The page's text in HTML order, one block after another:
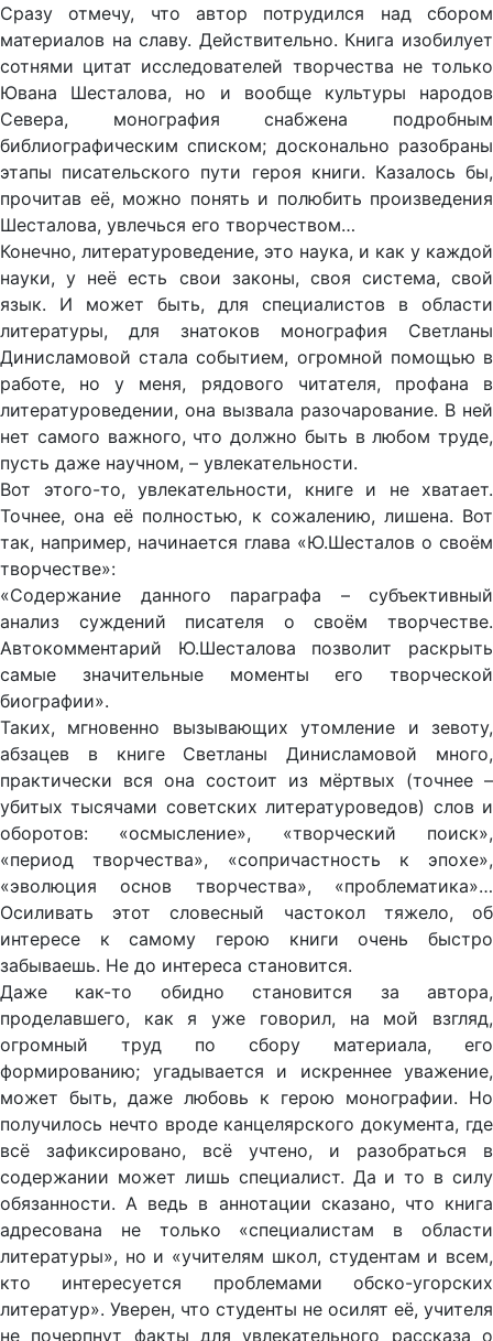
Сразу отмечу, что автор потрудился над сбором
материалов на славу. Действительно. Книга изобилует
сотнями цитат исследователей творчества не только
Ювана Шесталова, но и вообще культуры народов
Севера, монография снабжена подробным
библиографическим списком; досконально разобраны
этапы писательского пути героя книги. Казалось бы,
прочитав её, можно понять и полюбить произведения
Шесталова, увлечься его творчеством…
Конечно, литературоведение, это наука, и как у каждой
науки, у неё есть свои законы, своя система, свой
язык. И может быть, для специалистов в области
литературы, для знатоков монография Светланы
Динисламовой стала событием, огромной помощью в
работе, но у меня, рядового читателя, профана в
литературоведении, она вызвала разочарование. В ней
нет самого важного, что должно быть в любом труде,
пусть даже научном, – увлекательности.
Вот этого-то, увлекательности, книге и не хватает.
Точнее, она её полностью, к сожалению, лишена. Вот
так, например, начинается глава «Ю.Шесталов о своём
творчестве»:
«Содержание данного параграфа – субъективный
анализ суждений писателя о своём творчестве.
Автокомментарий Ю.Шесталова позволит раскрыть
самые значительные моменты его творческой
биографии».
Таких, мгновенно вызывающих утомление и зевоту,
абзацев в книге Светланы Динисламовой много,
практически вся она состоит из мёртвых (точнее –
убитых тысячами советских литературоведов) слов и
оборотов: «осмысление», «творческий поиск»,
«период творчества», «сопричастность к эпохе»,
«эволюция основ творчества», «проблематика»…
Осиливать этот словесный частокол тяжело, об
интересе к самому герою книги очень быстро
забываешь. Не до интереса становится.
Даже как-то обидно становится за автора,
проделавшего, как я уже говорил, на мой взгляд,
огромный труд по сбору материала, его
формированию; угадывается и искреннее уважение,
может быть, даже любовь к герою монографии. Но
получилось нечто вроде канцелярского документа, где
всё зафиксировано, всё учтено, и разобраться в
содержании может лишь специалист. Да и то в силу
обязанности. А ведь в аннотации сказано, что книга
адресована не только «специалистам в области
литературы», но и «учителям школ, студентам и всем,
кто интересуется проблемами обско-угорских
литератур». Уверен, что студенты не осилят её, учителя
не почерпнут факты для увлекательного рассказа о